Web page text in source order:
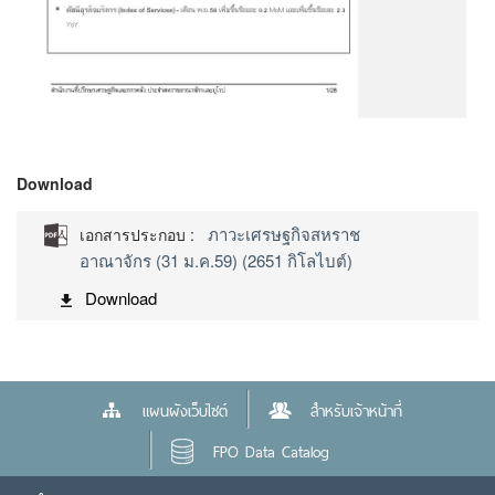
Download
เอกสารประกอบ :
ภาวะเศรษฐกิจสหราช
อาณาจักร (31 ม.ค.59) (2651 กิโลไบต์)
Download
แผนผังเว็บไซต์
สำหรับเจ้าหน้าที่
FPO Data Catalog